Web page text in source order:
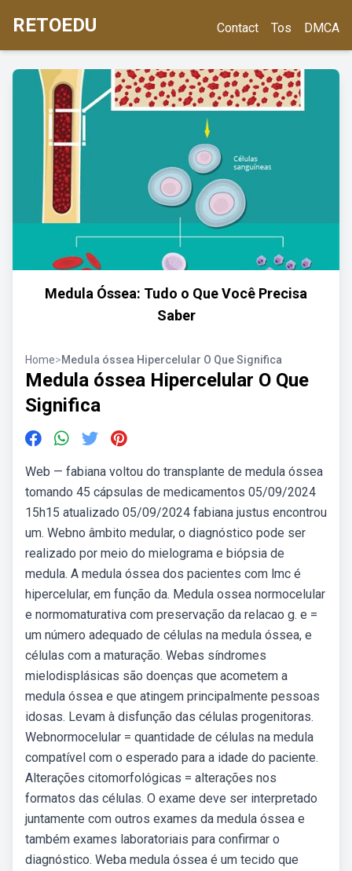
RETOEDU Contact Tos DMCA
Medula Óssea: Tudo o Que Você Precisa
Saber
Home>Medula óssea Hipercelular O Que Significa
Medula óssea Hipercelular O Que
Significa
Web — fabiana voltou do transplante de medula óssea
tomando 45 cápsulas de medicamentos 05/09/2024
15h15 atualizado 05/09/2024 fabiana justus encontrou
um. Webno âmbito medular, o diagnóstico pode ser
realizado por meio do mielograma e biópsia de
medula. A medula óssea dos pacientes com lmc é
hipercelular, em função da. Medula ossea normocelular
e normomaturativa com preservação da relacao g. e =
um número adequado de células na medula óssea, e
células com a maturação. Webas síndromes
mielodisplásicas são doenças que acometem a
medula óssea e que atingem principalmente pessoas
idosas. Levam à disfunção das células progenitoras.
Webnormocelular = quantidade de células na medula
compatível com o esperado para a idade do paciente.
Alterações citomorfológicas = alterações nos
formatos das células. O exame deve ser interpretado
juntamente com outros exames da medula óssea e
também exames laboratoriais para confirmar o
diagnóstico. Weba medula óssea é um tecido que